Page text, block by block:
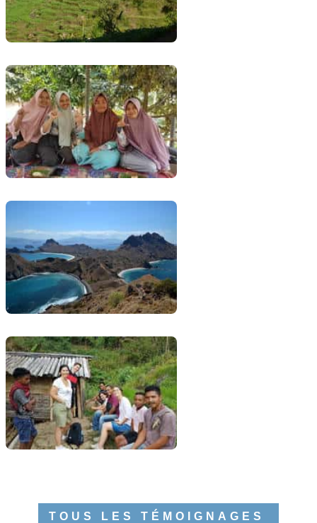
TOUS LES TÉMOIGNAGES